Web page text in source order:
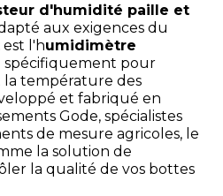
d'humidité paille et
aux exigences du
est l'humidimètre
spécifiquement pour
température des
et fabriqué en
Gode, spécialistes
de mesure agricoles, le
la solution de
la qualité de vos bottes